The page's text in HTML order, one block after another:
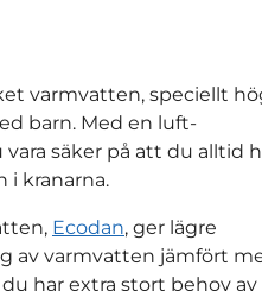
varmvatten, speciellt
barn. Med en luft-
säker på att du alltid
i kranarna.
Ecodan, ger lägre
av varmvatten jämfört
har extra stort behov av